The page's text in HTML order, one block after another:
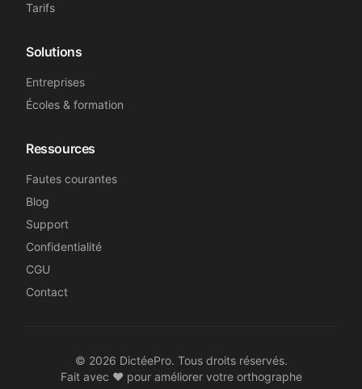
Tarifs
Solutions
Entreprises
Écoles & formation
Ressources
Fautes courantes
Blog
Support
Confidentialité
CGU
Contact
© 2026 DictéePro. Tous droits réservés.
Fait avec ❤️ pour améliorer votre orthographe